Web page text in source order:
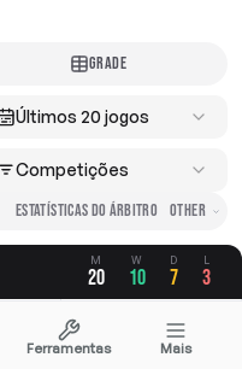
GRADE
Últimos 20 jogos
Competições
ESTATÍSTICAS DO ÁRBITRO
M
20
W
10
D
7
L
3
CONTRA
0.65
Ferramentas Mais